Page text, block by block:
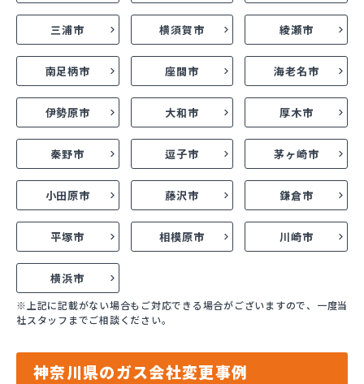
三浦市 横須賀市 綾瀬市
南足柄市 座間市 海老名市
伊勢原市 大和市 厚木市
秦野市 逗子市 茅ヶ崎市
小田原市 藤沢市 鎌倉市
平塚市 相模原市 川崎市
横浜市
※上記に記載がない場合もご対応できる場合がございますので、一度当
社スタッフまでご相談ください。
神奈川県のガス会社変更事例